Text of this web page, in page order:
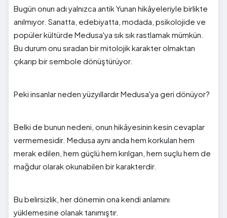
Bugün onun adı yalnızca antik Yunan hikâyeleriyle birlikte
anılmıyor. Sanatta, edebiyatta, modada, psikolojide ve
popüler kültürde Medusa'ya sık sık rastlamak mümkün.
Bu durum onu sıradan bir mitolojik karakter olmaktan
çıkarıp bir sembole dönüştürüyor.
Peki insanlar neden yüzyıllardır Medusa'ya geri dönüyor?
Belki de bunun nedeni, onun hikâyesinin kesin cevaplar
vermemesidir. Medusa aynı anda hem korkulan hem
merak edilen, hem güçlü hem kırılgan, hem suçlu hem de
mağdur olarak okunabilen bir karakterdir.
Bu belirsizlik, her dönemin ona kendi anlamını
yüklemesine olanak tanımıştır.